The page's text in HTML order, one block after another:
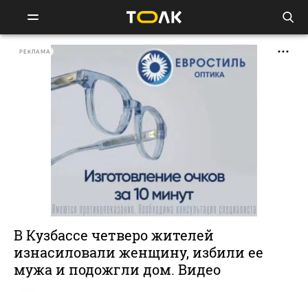
РЕКЛАМА
В Кузбассе четверо жителей
изнасиловали женщину, избили ее
мужа и подожгли дом. Видео